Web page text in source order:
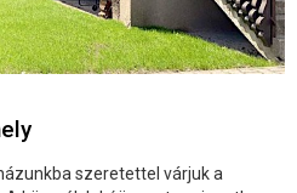
szeretettel várjuk a